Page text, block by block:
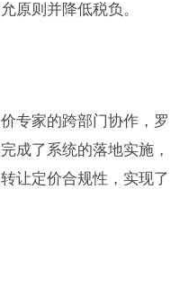
原则并降低税负。
专家的跨部门协作，罗
成了系统的落地实施，
让定价合规性，实现了